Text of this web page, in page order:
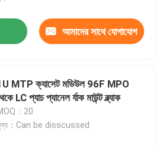
আমাদের সাথে যোগাযোগ
MTP ক্যাসেট মডিউল 96F MPO
LC প্যাচ প্যানেল র্যাক মাউন্ট ব্ল্যাক
：20
：Can be disscussed